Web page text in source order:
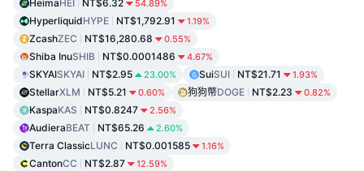
HeimaHEI NT$6.32 54.89%
HyperliquidHYPE NT$1,792.91 1.19%
ZcashZEC NT$16,280.68 0.55%
Shiba InuSHIB NT$0.0001486 4.67%
SKYAISKYAI NT$2.95 23.00% SuiSUI NT$21.71 1.93%
StellarXLM NT$5.21 0.60% 狗狗幣DOGE NT$2.23 0.82%
KaspaKAS NT$0.8247 2.56%
AudieraBEAT NT$65.26 2.60%
Terra ClassicLUNC NT$0.001585 1.16%
CantonCC NT$2.87 12.59%